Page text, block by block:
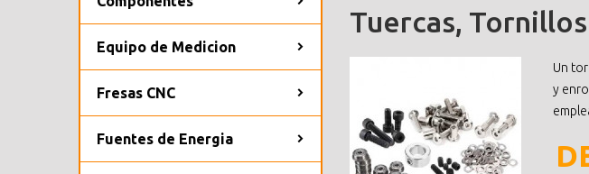
Equipo de Medicion
Fresas CNC
Fuentes de Energia
Tuercas,
Un
y